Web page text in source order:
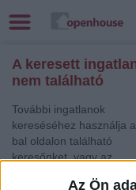
Az Ön
A keresett
nem található
További ingatlanok
kereséséhez használja a
bal oldalon található
keresőnket, vagy az